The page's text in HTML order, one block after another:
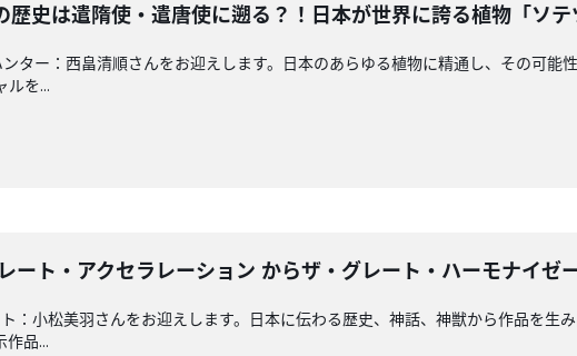
史は遣隋使・遣唐使に遡る？！日本が世界に誇る植物「ソテ
ター：西畠清順さんをお迎えします。日本のあらゆる植物に精通し、その可能
ルを...
ト・アクセラレーション からザ・グレート・ハーモナイゼ
：小松美羽さんをお迎えします。日本に伝わる歴史、神話、神獣から作品を生
作品...